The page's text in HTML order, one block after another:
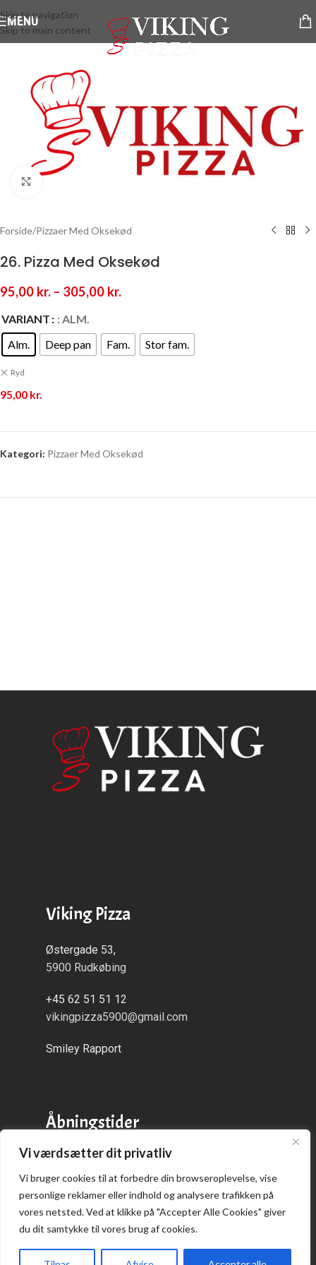
Vi værdsætter dit privatliv
Vi bruger cookies til at forbedre din browseroplevelse, vise
personlige reklamer eller indhold og analysere trafikken på
vores netsted. Ved at klikke på "Accepter Alle Cookies" giver
du dit samtykke til vores brug af cookies.
Skip to navigation
Skip to main content
MENU
Forside/Pizzaer Med Oksekød
26. Pizza Med Oksekød
95,00 kr. – 305,00 kr.
VARIANT
: ALM.
Alm.
Deep pan Fam. Stor fam.
Ryd
95,00 kr.
Kategori: Pizzaer Med Oksekød
Viking Pizza
Østergade 53,
5900 Rudkøbing
+45 62 51 51 12
vikingpizza5900@gmail.com
Smiley Rapport
Åbningstider
Alle dage:
kl. 16:00 - 21:00
Praktisk